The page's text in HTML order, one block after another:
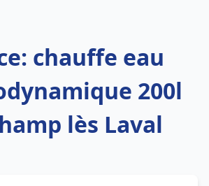
chauffe eau
200l
lès Laval